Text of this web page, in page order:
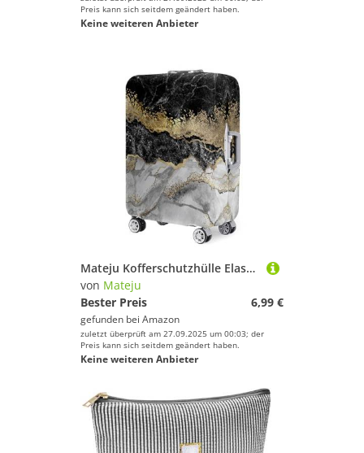
Preis kann sich seitdem geändert haben.
Keine weiteren Anbieter
Mateju Kofferschutzhülle Elastisch Kofferhülle, 3D Vergoldet Cover Reisekoffer Hülle Trolley Case Schutzhülle Luggage Cover Waschbare Staubdichte Kofferbezug (Gold,L)
von Mateju
Bester Preis
6,99 €
gefunden bei Amazon
zuletzt überprüft am 27.09.2025 um 00:03; der
Preis kann sich seitdem geändert haben.
Keine weiteren Anbieter